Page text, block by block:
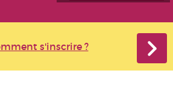
s'inscrire ?